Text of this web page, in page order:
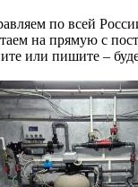
по всей
на прямую с
или пишите –